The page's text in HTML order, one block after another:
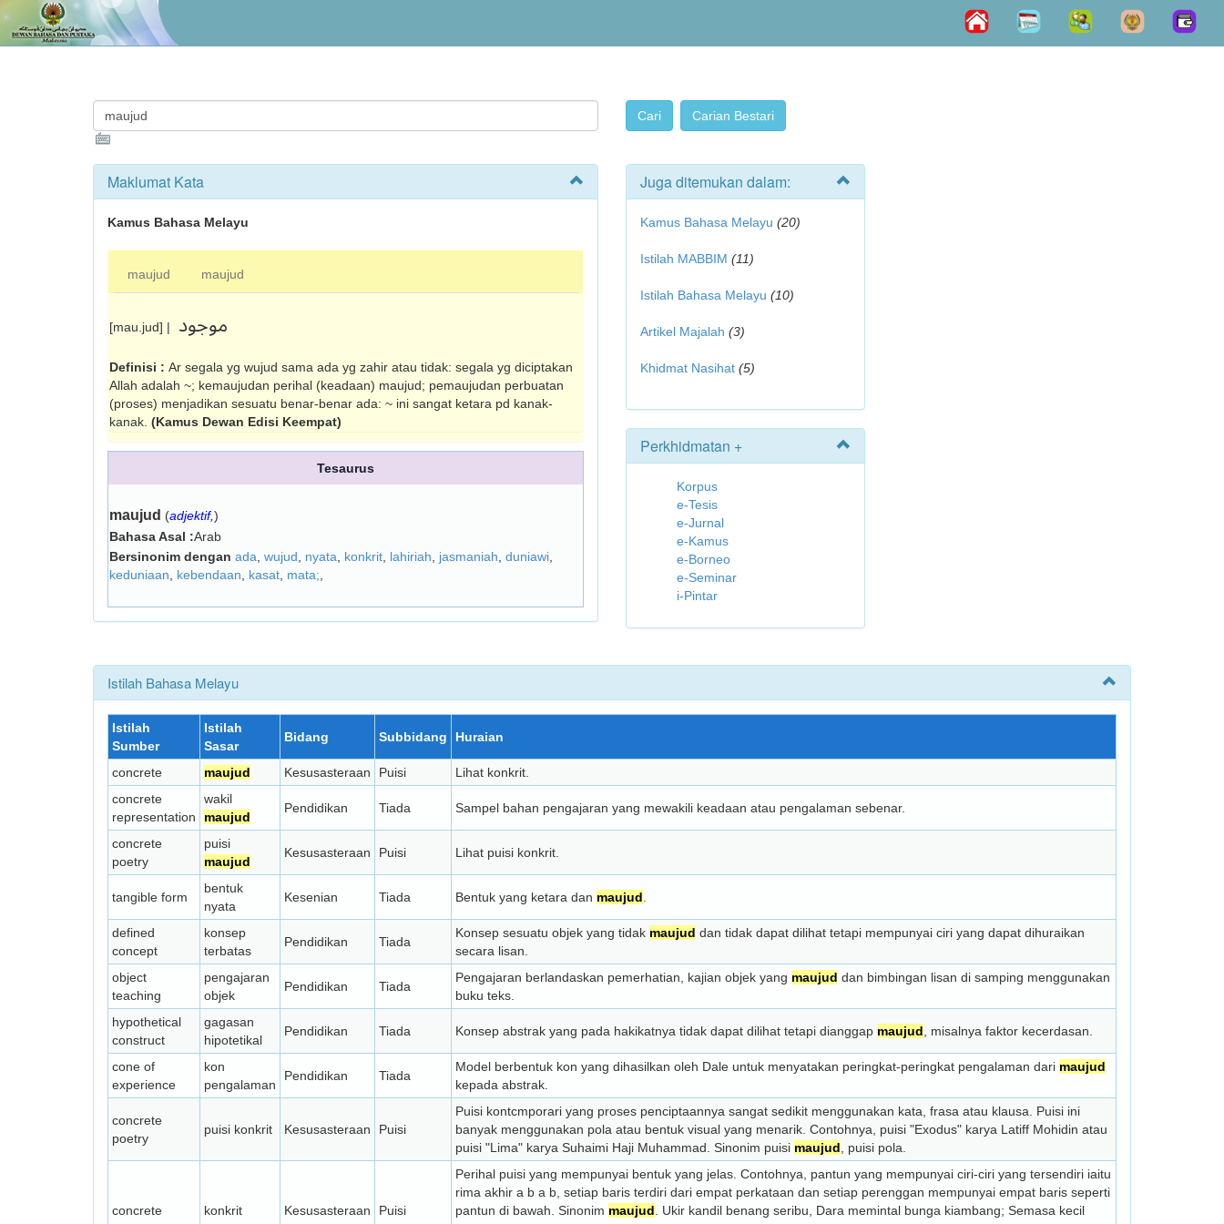
Maklumat Kata
Kamus Bahasa Melayu
maujud maujud
[mau.jud] | موجود
Definisi : Ar segala yg wujud sama ada yg zahir atau tidak: segala yg diciptakan
Allah adalah ~; kemaujudan perihal (keadaan) maujud; pemaujudan perbuatan
(proses) menjadikan sesuatu benar-benar ada: ~ ini sangat ketara pd kanak-
kanak. (Kamus Dewan Edisi Keempat)
Tesaurus
maujud (adjektif,)
Bahasa Asal :Arab
Bersinonim dengan ada wujud nyata konkrit lahiriah jasmaniah duniawi
keduniaan
kebendaan kasat mata;
Juga ditemukan dalam:
Kamus Bahasa Melayu (20)
Istilah MABBIM (11)
Istilah Bahasa Melayu (10)
Artikel Majalah (3)
Khidmat Nasihat (5)
Perkhidmatan +
Korpus
e-Tesis
e-Jurnal
e-Kamus
e-Borneo
e-Seminar
i-Pintar
Istilah Bahasa Melayu
Istilah
Sumber
Istilah
Sasar
Bidang Subbidang Huraian
concrete maujud Kesusasteraan Puisi
Lihat konkrit.
concrete
representation
wakil
maujud
Pendidikan Tiada Sampel bahan pengajaran yang mewakili keadaan atau pengalaman sebenar.
concrete
poetry
puisi
maujud
Kesusasteraan Puisi Lihat puisi konkrit.
tangible form
bentuk
nyata
Kesenian Tiada Bentuk yang ketara dan maujud
defined
concept
konsep
terbatas
Pendidikan Tiada
Konsep sesuatu objek yang tidak maujud dan tidak dapat dilihat tetapi mempunyai ciri yang dapat dihuraikan
secara lisan.
object
teaching
pengajaran
objek
Pendidikan Tiada
Pengajaran berlandaskan pemerhatian, kajian objek yang maujud dan bimbingan lisan di samping menggunakan
buku teks.
hypothetical
construct
gagasan
hipotetikal
Pendidikan Tiada Konsep abstrak yang pada hakikatnya tidak dapat dilihat tetapi dianggap maujud , misalnya faktor kecerdasan.
cone of
experience
kon
pengalaman
Pendidikan Tiada
Model berbentuk kon yang dihasilkan oleh Dale untuk menyatakan peringkat-peringkat pengalaman dari maujud
kepada abstrak.
concrete
poetry
puisi konkrit Kesusasteraan Puisi
Puisi kontcmporari yang proses penciptaannya sangat sedikit menggunakan kata, frasa atau klausa. Puisi ini
banyak menggunakan pola atau bentuk visual yang menarik. Contohnya, puisi "Exodus" karya Latiff Mohidin atau
puisi "Lima" karya Suhaimi Haji Muhammad. Sinonim puisi maujud , puisi pola.
concrete konkrit Kesusasteraan Puisi
Perihal puisi yang mempunyai bentuk yang jelas. Contohnya, pantun yang mempunyai ciri-ciri yang tersendiri iaitu
rima akhir a b a b, setiap baris terdiri dari empat perkataan dan setiap perenggan mempunyai empat baris seperti
pantun di bawah. Sinonim maujud . Ukir kandil benang seribu, Dara memintal bunga kiambang; Semasa kecil